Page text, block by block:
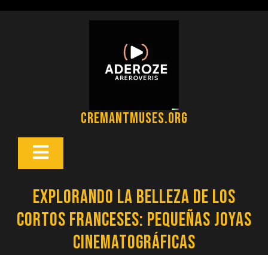
cremantmuses.org
Botón
Explorando la Belleza de los
Cortos Franceses: Pequeñas Joyas
Cinematográficas